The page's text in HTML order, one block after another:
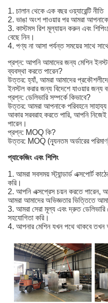
1. চালান থেকে এক বছর ওয়্যারেন্টি নীতি
2. ভাঙা অংশ পাওয়ার পর আমরা আপনাকে
3. কাস্টমস রিশ মূল্যায়ন করুন এবং
বেছে নিন।
4. পণ্য না আসা পর্যন্ত সময়ের সাথে
প্রশ্ন: আপনি আমাদের জন্য মেশিন
ব্যবস্থা করতে পারেন?
উত্তর: হ্যাঁ, আমরা আমাদের
ইনস্টল করার জন্য বিদেশে যাওয়ার জন্য
প্রশ্ন: ডেলিভারি সম্পর্কে কিভাবে?
উত্তর: আমরা আপনাকে পরিবহনে সাহায্য
আকার সরবরাহ করতে পারি, আপনি নিজেই
পারেন।
প্রশ্ন: MOQ কি?
উত্তর: MOQ (ন্যূনতম অর্ডারের
প্যাকেজিং এবং শিপিং
1. আমরা সবসময় স্ট্যান্ডার্ড এক্সপোর্ট
করি।
2. আপনি এক্সপ্রেস চয়ন করতে পারেন,
আমরা আমাদের অভিজ্ঞতার ভিত্তিতে
3. আমরা সেরা মূল্য এবং দ্রুত ডেলিভারি
সহযোগিতা করি।
4. আপনার মেশিন যখন পথে থাকবে তখন